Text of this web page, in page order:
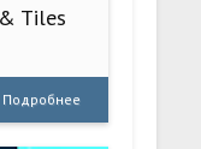
Tiles
Подробнее